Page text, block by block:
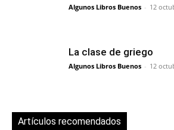
Algunos Libros Buenos - 12
La clase de griego
Algunos Libros Buenos - 12
Artículos recomendados